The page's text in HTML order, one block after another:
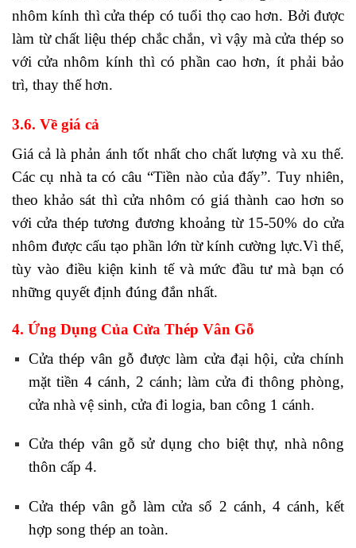
nhôm kính thì cửa thép có tuổi thọ cao hơn. Bởi được
làm từ chất liệu thép chắc chắn, vì vậy mà cửa thép so
với cửa nhôm kính thì có phần cao hơn, ít phải bảo
trì, thay thế hơn.
3.6. Về giá cả
Giá cả là phản ánh tốt nhất cho chất lượng và xu thế.
Các cụ nhà ta có câu “Tiền nào của đấy”. Tuy nhiên,
theo khảo sát thì cửa nhôm có giá thành cao hơn so
với cửa thép tương đương khoảng từ 15-50% do cửa
nhôm được cấu tạo phần lớn từ kính cường lực.Vì thế,
tùy vào điều kiện kinh tế và mức đầu tư mà bạn có
những quyết định đúng đắn nhất.
4. Ứng Dụng Của Cửa Thép Vân Gỗ
Cửa thép vân gỗ được làm cửa đại hội, cửa chính
mặt tiền 4 cánh, 2 cánh; làm cửa đi thông phòng,
cửa nhà vệ sinh, cửa đi logia, ban công 1 cánh.
Cửa thép vân gỗ sử dụng cho biệt thự, nhà nông
thôn cấp 4.
Cửa thép vân gỗ làm cửa sổ 2 cánh, 4 cánh, kết
hợp song thép an toàn.